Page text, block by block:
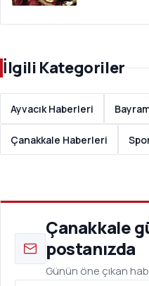
İlgili Kategoriler
Ayvacık Haberleri
Çanakkale Haberleri
Çanakkale
postanızda
Günün öne çıkan